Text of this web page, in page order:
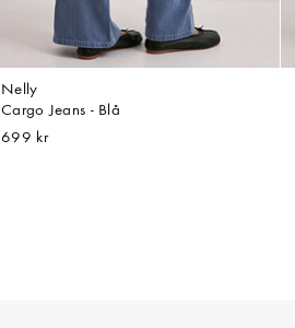
Nelly
Cargo Jeans - Blå
699 kr